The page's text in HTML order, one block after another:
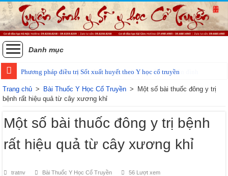
Danh mục
Phương pháp điều trị Sốt xuất huyết theo Y học cổ truyền
Trang chủ > Bài Thuốc Y Học Cổ Truyền > Một số bài thuốc đông y trị
bệnh rất hiệu quả từ cây xương khỉ
Một số bài thuốc đông y trị bệnh
rất hiệu quả từ cây xương khỉ
tratnv Bài Thuốc Y Học Cổ Truyền 56 Lượt xem